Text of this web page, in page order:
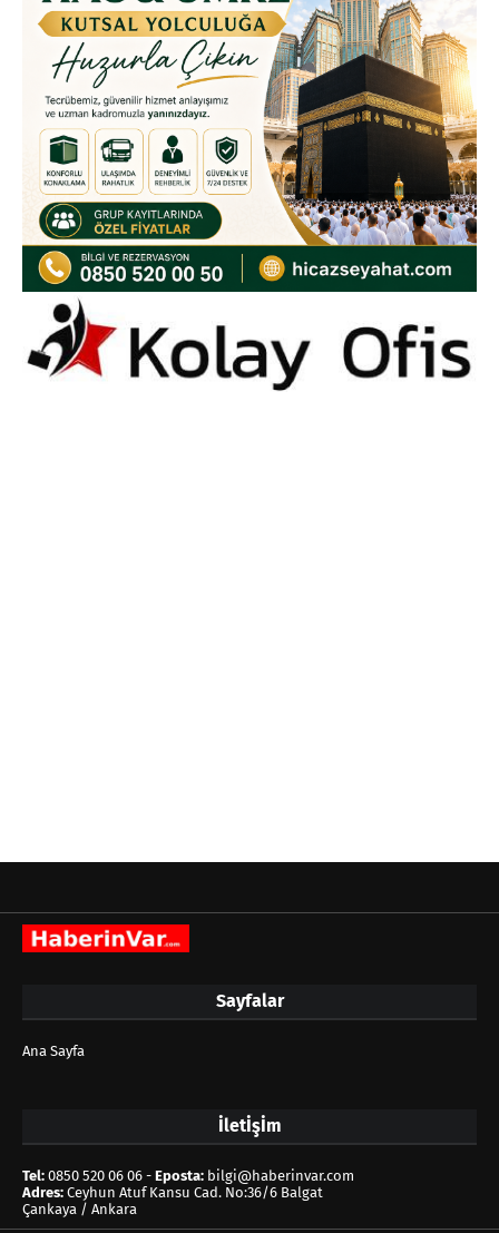
Sayfalar
Ana Sayfa
İletİşİm
Tel: 0850 520 06 06 - Eposta: bilgi@haberinvar.com
Adres: Ceyhun Atuf Kansu Cad. No:36/6 Balgat
Çankaya / Ankara